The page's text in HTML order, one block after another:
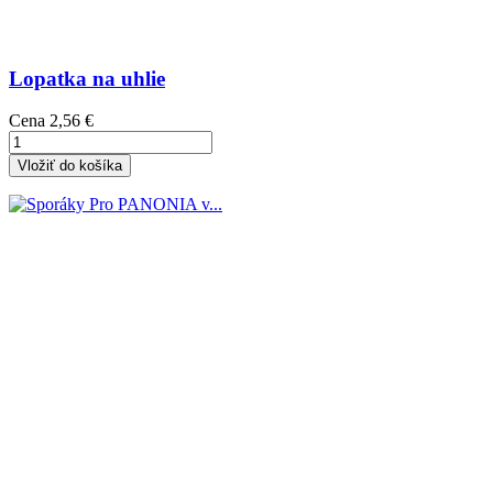
Lopatka na uhlie
Cena 2,56 €
Vložiť do košíka